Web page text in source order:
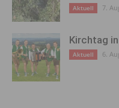
Aktuell 7.
Kirchtag
Aktuell 6.